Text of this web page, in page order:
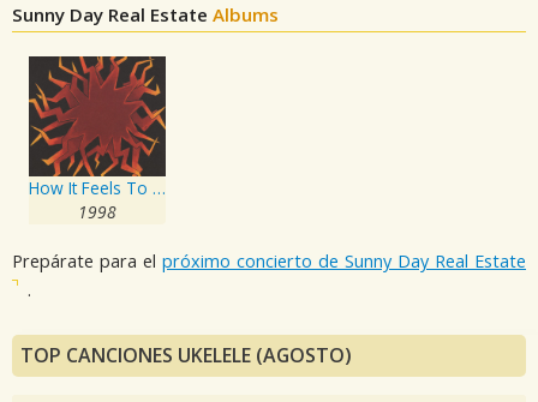
Sunny Day Real Estate Albums
How It Feels To Be Something On
1998
Prepárate para el próximo concierto de Sunny Day Real Estate
.
TOP CANCIONES UKELELE (AGOSTO)